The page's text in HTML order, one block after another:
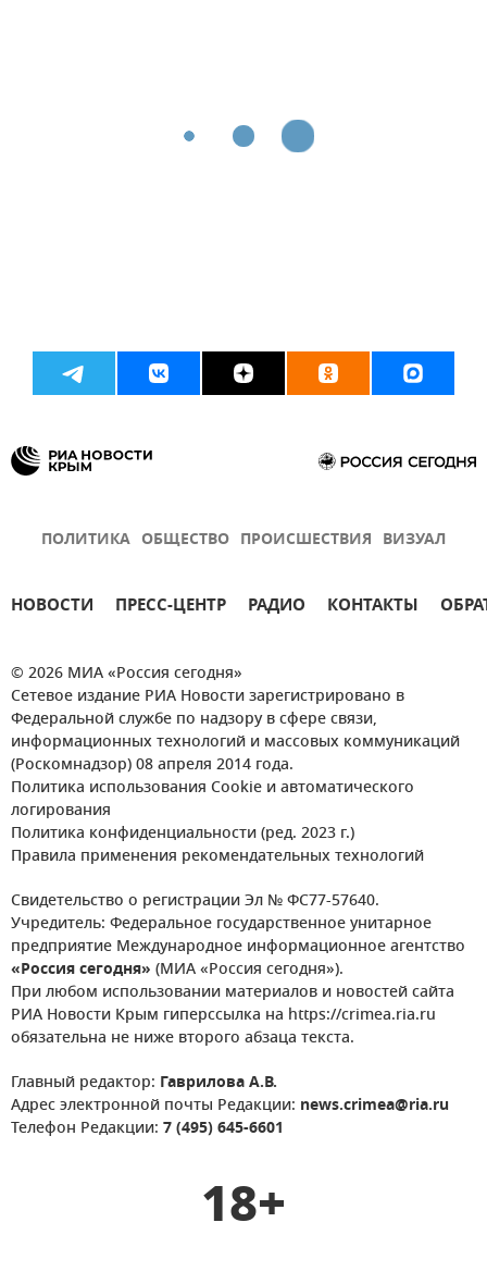
ПОЛИТИКА ОБЩЕСТВО ПРОИСШЕСТВИЯ ВИЗУАЛ
НОВОСТИ ПРЕСС-ЦЕНТР РАДИО КОНТАКТЫ
© 2026 МИА «Россия сегодня»
Сетевое издание РИА Новости зарегистрировано в
Федеральной службе по надзору в сфере связи,
информационных технологий и массовых коммуникаций
(Роскомнадзор) 08 апреля 2014 года.
Политика использования Cookie и автоматического
логирования
Политика конфиденциальности (ред. 2023 г.)
Правила применения рекомендательных технологий
Свидетельство о регистрации Эл № ФС77-57640.
Учредитель: Федеральное государственное унитарное
предприятие Международное информационное агентство
«Россия сегодня» (МИА «Россия сегодня»).
При любом использовании материалов и новостей сайта
РИА Новости Крым гиперссылка на https://crimea.ria.ru
обязательна не ниже второго абзаца текста.
Главный редактор: Гаврилова А.В.
Адрес электронной почты Редакции: news.crimea@ria.ru
Телефон Редакции: 7 (495) 645-6601
18+